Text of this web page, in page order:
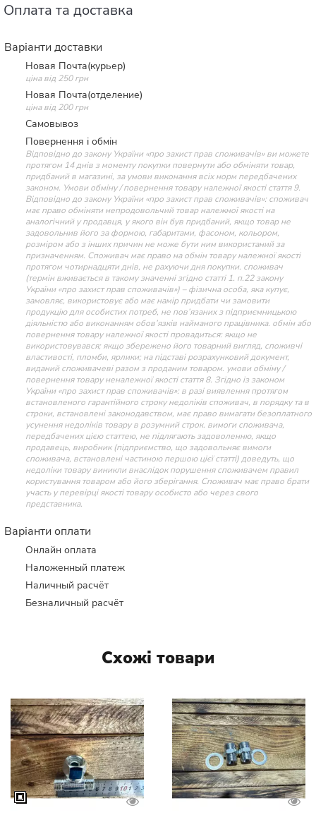
Оплата та доставка
Варіанти доставки
Новая Почта(курьер)
ціна від 250 грн
Новая Почта(отделение)
ціна від 200 грн
Самовывоз
Повернення і обмін
Відповідно до закону України «про захист прав споживачів» ви можете
протягом 14 днів з моменту покупки повернути або обміняти товар,
придбаний в магазині, за умови виконання всіх норм передбачених
законом. Умови обміну / повернення товару належної якості стаття 9.
Відповідно до закону України «про захист прав споживачів»: споживач
має право обміняти непродовольчий товар належної якості на
аналогічний у продавця, у якого він був придбаний, якщо товар не
задовольнив його за формою, габаритами, фасоном, кольором,
розміром або з інших причин не може бути ним використаний за
призначенням. Споживач має право на обмін товару належної якості
протягом чотирнадцяти днів, не рахуючи дня покупки. споживач
(термін вживається в такому значенні згідно статті 1. п.22 закону
України «про захист прав споживачів») – фізична особа, яка купує,
замовляє, використовує або має намір придбати чи замовити
продукцію для особистих потреб, не пов’язаних з підприємницькою
діяльністю або виконанням обов’язків найманого працівника. обмін або
повернення товару належної якості провадиться: якщо не
використовувався; якщо збережено його товарний вигляд, споживчі
властивості, пломби, ярлики; на підставі розрахунковий документ,
виданий споживачеві разом з проданим товаром. умови обміну /
повернення товару неналежної якості стаття 8. Згідно із законом
України «про захист прав споживачів»: в разі виявлення протягом
встановленого гарантійного строку недоліків споживач, в порядку та в
строки, встановлені законодавством, має право вимагати безоплатного
усунення недоліків товару в розумний строк. вимоги споживача,
передбачених цією статтею, не підлягають задоволенню, якщо
продавець, виробник (підприємство, що задовольняє вимоги
споживача, встановлені частиною першою цієї статті) доведуть, що
недоліки товару виникли внаслідок порушення споживачем правил
користування товаром або його зберігання. Споживач має право брати
участь у перевірці якості товару особисто або через свого
представника.
Варіанти оплати
Онлайн оплата
Наложенный платеж
Наличный расчёт
Безналичный расчёт
Схожі товари